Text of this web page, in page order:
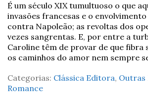
É um século XIX tumultuoso o que
invasões francesas e o
contra Napoleão; as revoltas dos
vezes sangrentas. E, por entre a
Caroline têm de provar de que fibra
os caminhos do amor nem sempre
Categorias: Clássica Editora, Outras
Romance